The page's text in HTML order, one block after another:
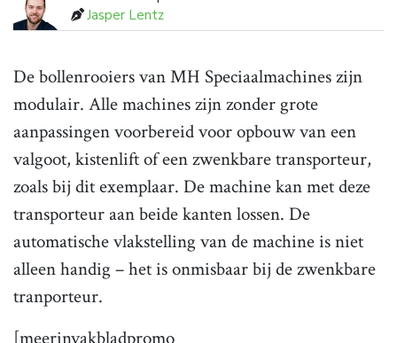
Jasper Lentz
De bollenrooiers van MH Speciaalmachines zijn
modulair. Alle machines zijn zonder grote
aanpassingen voorbereid voor opbouw van een
valgoot, kistenlift of een zwenkbare transporteur,
zoals bij dit exemplaar. De machine kan met deze
transporteur aan beide kanten lossen. De
automatische vlakstelling van de machine is niet
alleen handig – het is onmisbaar bij de zwenkbare
tranporteur.